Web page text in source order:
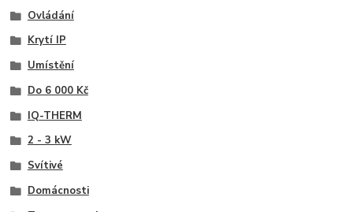
Ovládání
Krytí IP
Umístění
Do 6 000 Kč
IQ-THERM
2 - 3 kW
Svítivé
Domácnosti